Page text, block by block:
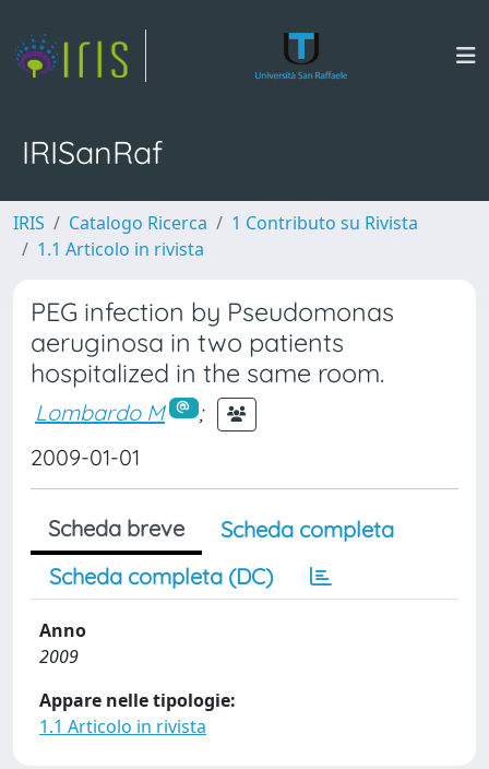
IRISanRaf
IRIS Catalogo Ricerca
1 Contributo su Rivista
1.1 Articolo in rivista
PEG infection by Pseudomonas
aeruginosa in two patients
hospitalized in the same room.
Lombardo M
;
2009-01-01
Scheda breve
Scheda completa
Scheda completa (DC)
Anno
2009
Appare nelle tipologie:
1.1 Articolo in rivista